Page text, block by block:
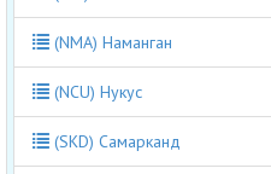
(NMA) Наманган
(NCU) Нукус
(SKD) Самарканд